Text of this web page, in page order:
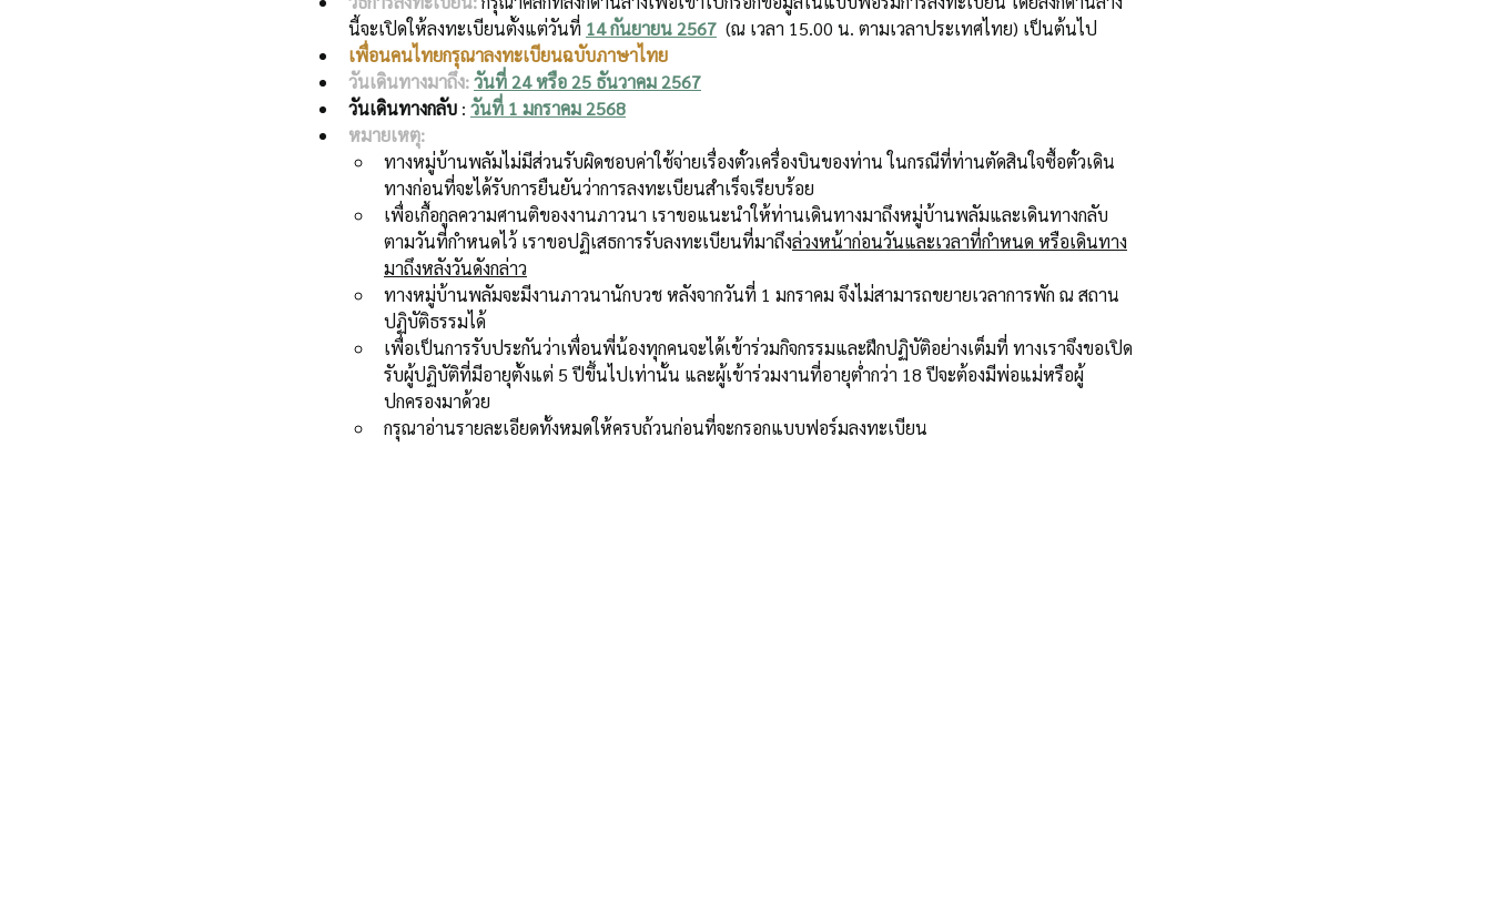
นี้จะเปิดให้ลงทะเบียนตั้งแต่วันที่ 14 กันยายน 2567 (ณ เวลา 15.00 น. ตามเวลาประเทศไทย) เป็นต้นไป
เพื่อนคนไทยกรุณาลงทะเบียนฉบับภาษาไทย
วันเดินทางมาถึง:วันที่ 24 หรือ 25 ธันวาคม 2567
วันเดินทางกลับ : วันที่ 1 มกราคม 2568
หมายเหตุ:
ทางหมู่บ้านพลัมไม่มีส่วนรับผิดชอบค่าใช้จ่ายเรื่องตั๋วเครื่องบินของท่าน ในกรณีที่ท่านตัดสินใจซื้อตั๋วเดิน
ทางก่อนที่จะได้รับการยืนยันว่าการลงทะเบียนสำเร็จเรียบร้อย
เพื่อเกื้อกูลความศานติของงานภาวนา เราขอแนะนำให้ท่านเดินทางมาถึงหมู่บ้านพลัมและเดินทางกลับ
ตามวันที่กำหนดไว้ เราขอปฏิเสธการรับลงทะเบียนที่มาถึงล่วงหน้าก่อนวันและเวลาที่กำหนด หรือเดินทาง
มาถึงหลังวันดังกล่าว
ทางหมู่บ้านพลัมจะมีงานภาวนานักบวช หลังจากวันที่ 1 มกราคม จึงไม่สามารถขยายเวลาการพัก ณ สถาน
ปฏิบัติธรรมได้
เพื่อเป็นการรับประกันว่าเพื่อนพี่น้องทุกคนจะได้เข้าร่วมกิจกรรมและฝึกปฏิบัติอย่างเต็มที่ ทางเราจึงขอเปิด
รับผู้ปฏิบัติที่มีอายุตั้งแต่ 5 ปีขึ้นไปเท่านั้น และผู้เข้าร่วมงานที่อายุต่ำกว่า 18 ปีจะต้องมีพ่อแม่หรือผู้
ปกครองมาด้วย
กรุณาอ่านรายละเอียดทั้งหมดให้ครบถ้วนก่อนที่จะกรอกแบบฟอร์มลงทะเบียน